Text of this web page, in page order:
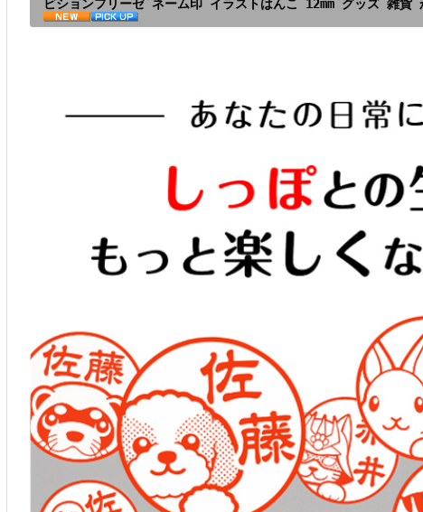
ビションフリーゼ ネーム印 イラストはんこ 12mm グッズ 雑